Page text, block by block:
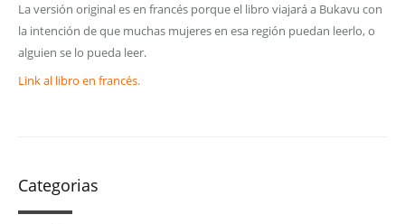
La versión original es en francés porque el libro viajará a Bukavu con
la intención de que muchas mujeres en esa región puedan leerlo, o
alguien se lo pueda leer.
Link al libro en francés.
Categorias